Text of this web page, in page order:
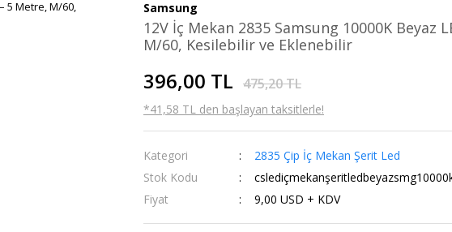
Samsung
12V İç Mekan 2835 Samsung 10000K Beyaz
M/60, Kesilebilir ve Eklenebilir
396,00 TL 475,20 TL
*41,58 TL den başlayan taksitlerle!
Kategori
2835 Çip İç Mekan Şerit Led
Stok Kodu
Fiyat
9,00 USD + KDV